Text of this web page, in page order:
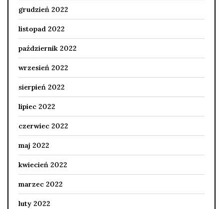
grudzień 2022
listopad 2022
październik 2022
wrzesień 2022
sierpień 2022
lipiec 2022
czerwiec 2022
maj 2022
kwiecień 2022
marzec 2022
luty 2022